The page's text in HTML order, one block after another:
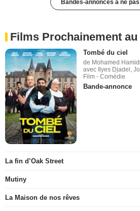
Bandes-annonces à ne
Films Prochainement
Tombé du ciel
de Mohamed Hamidi
avec Ilyes Djadel,
Film - Comédie
Bande-annonce
La fin d’Oak Street
Mutiny
La Maison de nos rêves